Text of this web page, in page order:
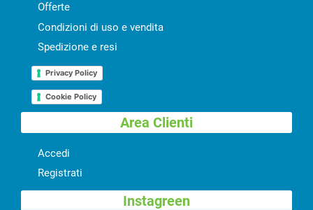
Offerte
Condizioni di uso e vendita
Spedizione e resi
Privacy Policy
Cookie Policy
Area Clienti
Accedi
Registrati
Instagreen